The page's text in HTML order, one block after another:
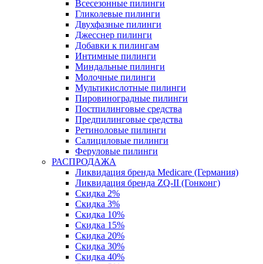
Всесезонные пилинги
Гликолевые пилинги
Двухфазные пилинги
Джесснер пилинги
Добавки к пилингам
Интимные пилинги
Миндальные пилинги
Молочные пилинги
Мультикислотные пилинги
Пировиноградные пилинги
Постпилинговые средства
Предпилинговые средства
Ретиноловые пилинги
Салициловые пилинги
Феруловые пилинги
РАСПРОДАЖА
Ликвидация бренда Medicare (Германия)
Ликвидация бренда ZQ-II (Гонконг)
Скидка 2%
Скидка 3%
Скидка 10%
Скидка 15%
Скидка 20%
Скидка 30%
Скидка 40%